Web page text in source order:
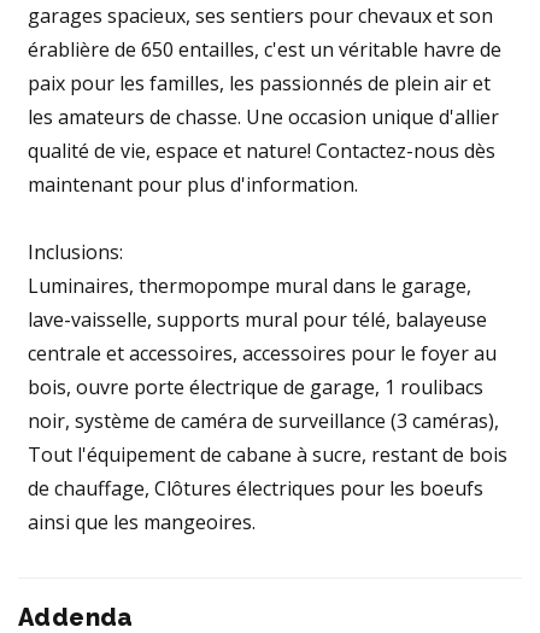
garages spacieux, ses sentiers pour chevaux et son
érablière de 650 entailles, c'est un véritable havre de
paix pour les familles, les passionnés de plein air et
les amateurs de chasse. Une occasion unique d'allier
qualité de vie, espace et nature! Contactez-nous dès
maintenant pour plus d'information.
Inclusions:
Luminaires, thermopompe mural dans le garage,
lave-vaisselle, supports mural pour télé, balayeuse
centrale et accessoires, accessoires pour le foyer au
bois, ouvre porte électrique de garage, 1 roulibacs
noir, système de caméra de surveillance (3 caméras),
Tout l'équipement de cabane à sucre, restant de bois
de chauffage, Clôtures électriques pour les boeufs
ainsi que les mangeoires.
Addenda